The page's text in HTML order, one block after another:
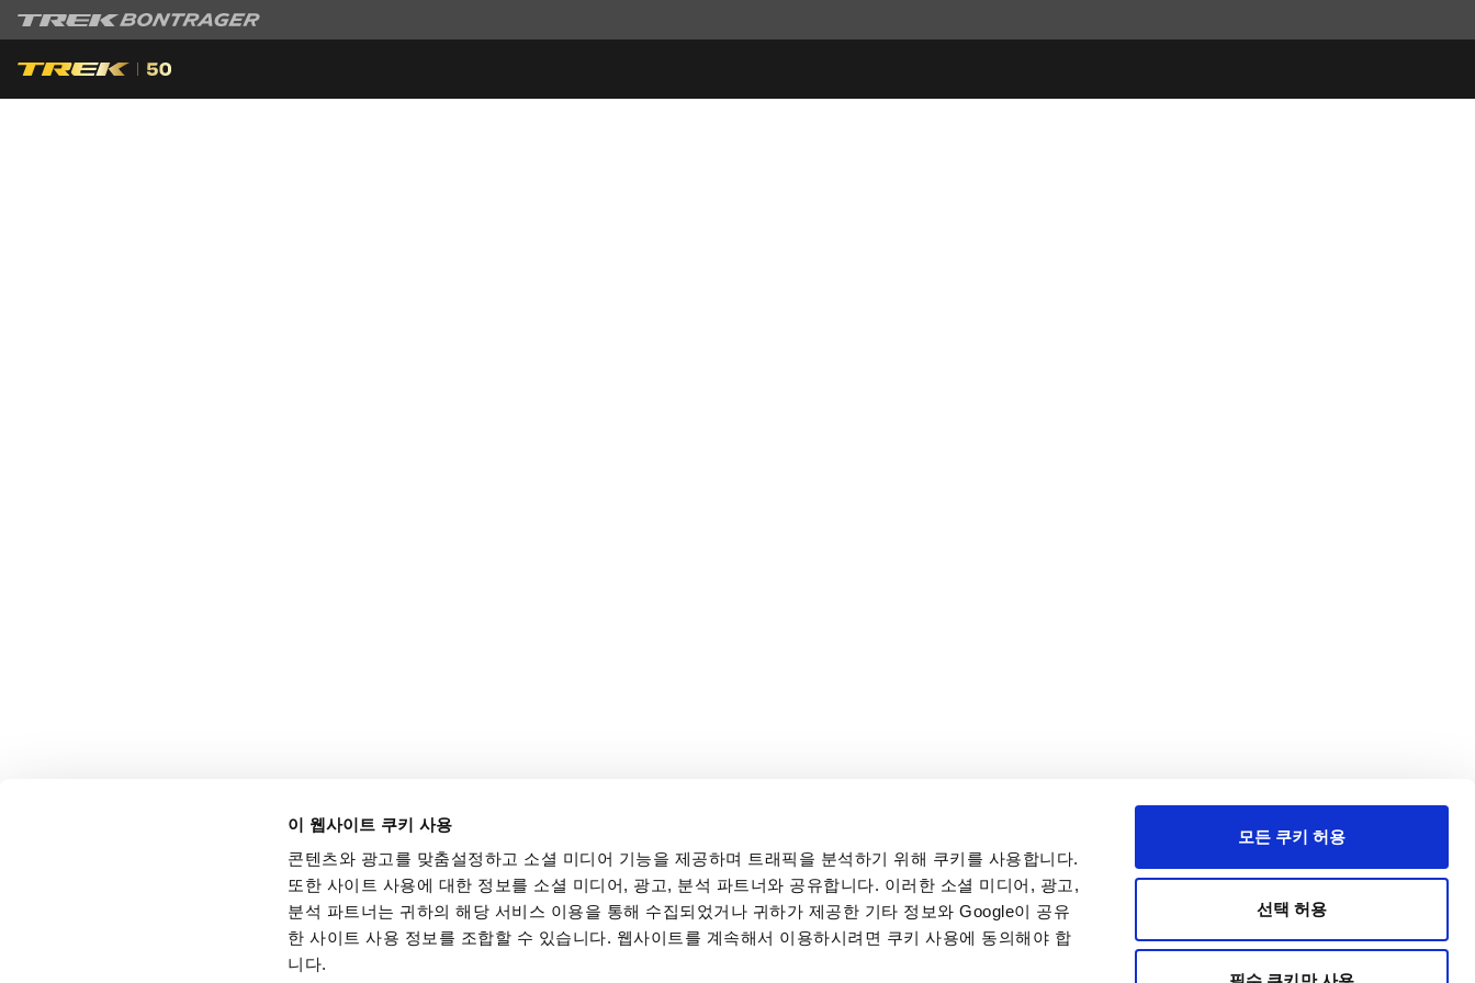
이 웹사이트 쿠키 사용
콘텐츠와 광고를 맞춤설정하고 소셜 미디어 기능을 제공하며 트래픽을 분석하기 위해 쿠키를 사용합니다.
또한 사이트 사용에 대한 정보를 소셜 미디어, 광고, 분석 파트너와 공유합니다. 이러한 소셜 미디어, 광고,
분석 파트너는 귀하의 해당 서비스 이용을 통해 수집되었거나 귀하가 제공한 기타 정보와 Google이 공유
한 사이트 사용 정보를 조합할 수 있습니다. 웹사이트를 계속해서 이용하시려면 쿠키 사용에 동의해야 합
니다.
모든 쿠키 허용
선택 허용